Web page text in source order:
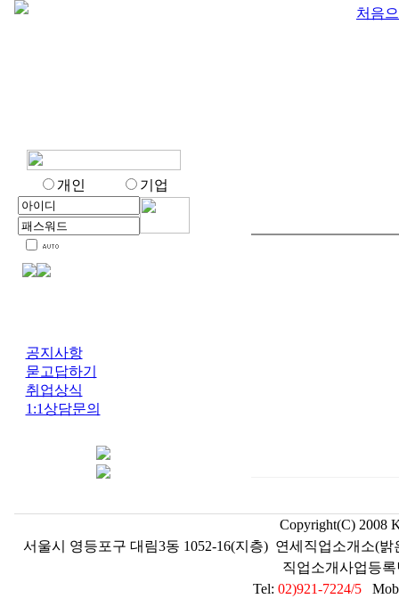
처음
개인 기업
공지사항
묻고답하기
취업상식
1:1상담문의
Copyright(C) 2008
서울시 영등포구 대림3동 1052-16(지층) 연세직업소개소(
직업소개사업등
Tel: 02)921-7224/5